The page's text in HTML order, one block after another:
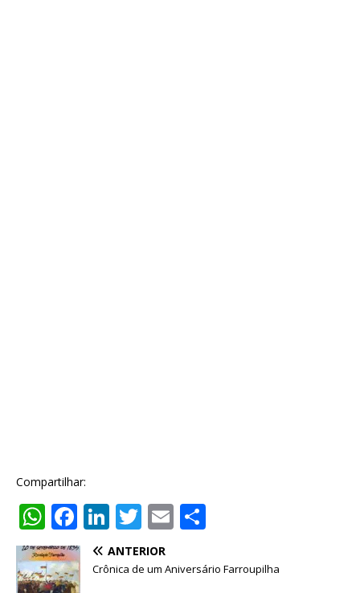
Compartilhar:
W
h
at
F
a
c
Li
n
k
T
w
it
E
ai ar
ANTERIOR
Crônica de um Aniversário Farroupilha